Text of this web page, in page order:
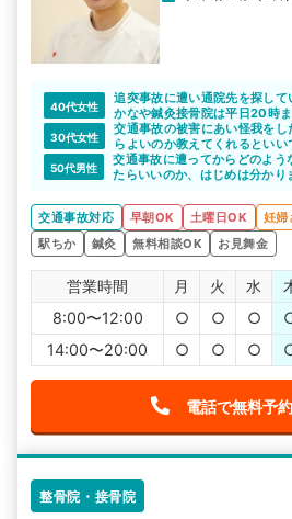
40代女性
追突事故に遭い通院先を探して
かなや鍼灸接骨院は平日20時
終わりもしっかり通院できまし
30代女性
交通事故の被害にあい怪我を
らよいのか教えてくれるとい
しながら整骨院を併用したい
と、心強いかと思います。
50代男性
交通事故に遭ってからどのよう
たらいいのか、はじめは分かり
施術を受ける流れなどとても詳
交通事故対応 早朝OK 土曜日OK 妊婦
駅ちか
鍼灸 無料相談OK お見舞金
営業時間 月 火 水
8:00〜12:00
○ ○ ○
14:00〜20:00
○ ○ ○
電話で無料予
整骨院・接骨院